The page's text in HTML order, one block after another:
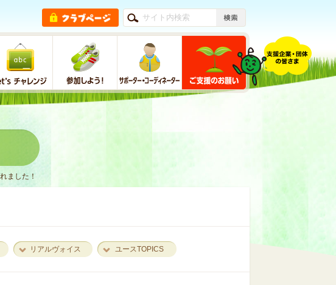
ました！
リアルヴォイス ユースTOPICS